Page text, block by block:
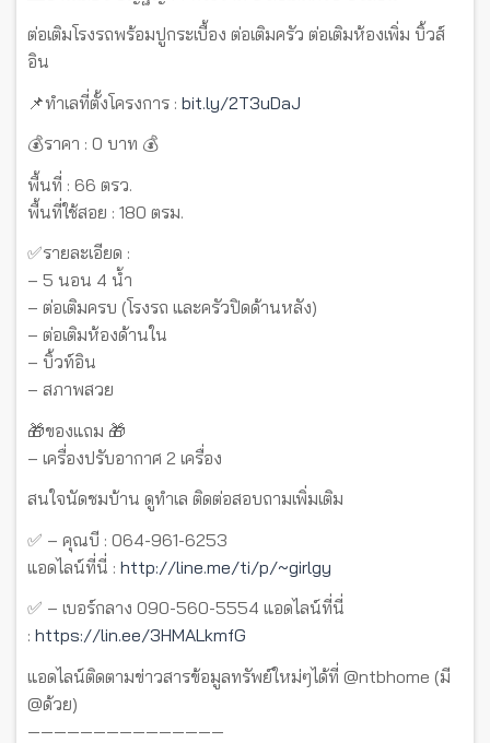
ต่อเติมโรงรถพร้อมปูกระเบื้อง ต่อเติมครัว ต่อเติมห้องเพิ่ม บิ้วส์
อิน
📌ทำเลที่ตั้งโครงการ : bit.ly/2T3uDaJ
💰ราคา : 0 บาท 💰
พื้นที่ : 66 ตรว.
พื้นที่ใช้สอย : 180 ตรม.
✅รายละเอียด :
– 5 นอน 4 น้ำ
– ต่อเติมครบ (โรงรถ และครัวปิดด้านหลัง)
– ต่อเติมห้องด้านใน
– บิ้วท์อิน
– สภาพสวย
🎁ของแถม 🎁
– เครื่องปรับอากาศ 2 เครื่อง
สนใจนัดชมบ้าน ดูทำเล ติดต่อสอบถามเพิ่มเติม
✅ – คุณบี : 064-961-6253
แอดไลน์ที่นี่ : http://line.me/ti/p/~girlgy
✅ – เบอร์กลาง 090-560-5554 แอดไลน์ที่นี่
: https://lin.ee/3HMALkmfG
แอดไลน์ติดตามข่าวสารข้อมูลทรัพย์ใหม่ๆได้ที่ @ntbhome (มี
@ด้วย)
———————————————